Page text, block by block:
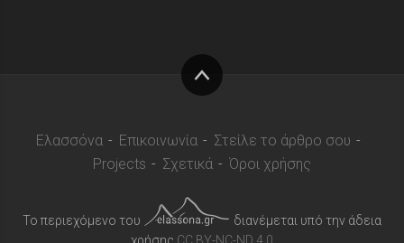
Ελασσόνα Επικοινωνία
Στείλε το άρθρο σου
Projects
Σχετικά Όροι χρήσης
Το περιεχόμενο του
διανέμεται υπό την άδεια